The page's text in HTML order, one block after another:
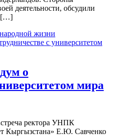
деятельности, обсудили
[…]
жизни
о
мира
ректора УНПК
Кыргызстана» Е.Ю. Савченко